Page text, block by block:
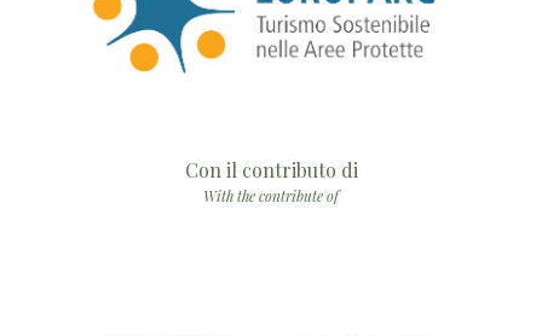
Con il contributo di
With the contribute of